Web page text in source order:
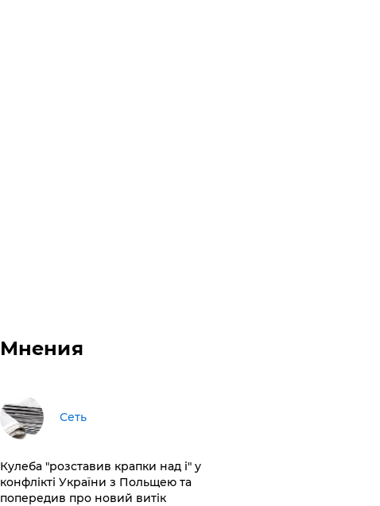
Мнения
Сеть
Кулеба "розставив крапки над і" у
конфлікті України з Польщею та
попередив про новий витік